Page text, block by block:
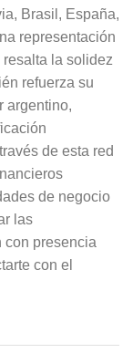
Brasil, España,
representación
la solidez
refuerza su
argentino,
de esta red
de negocio
las
con presencia
con el